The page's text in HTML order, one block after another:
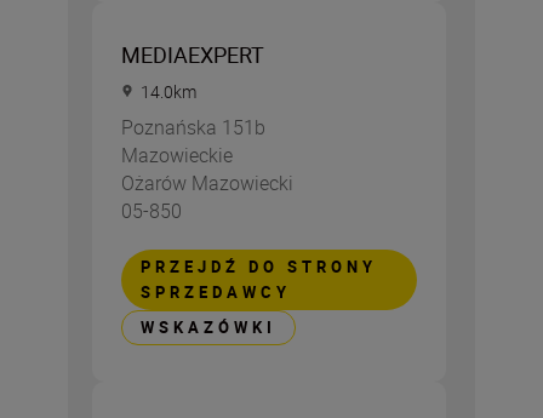
MEDIAEXPERT
14.0km
Poznańska 151b
Mazowieckie
Ożarów Mazowiecki
05-850
PRZEJDŹ DO STRONY
SPRZEDAWCY
WSKAZÓWKI